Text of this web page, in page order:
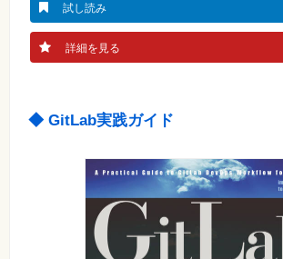
試し読み
詳細を見る
◆ GitLab実践ガイド